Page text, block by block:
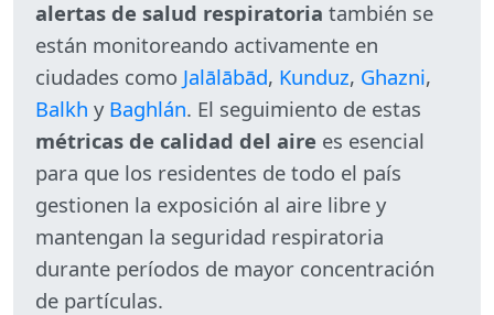
alertas de salud respiratoria también se
están monitoreando activamente en
ciudades como Jalālābād, Kunduz, Ghazni,
Balkh y Baghlán. El seguimiento de estas
métricas de calidad del aire es esencial
para que los residentes de todo el país
gestionen la exposición al aire libre y
mantengan la seguridad respiratoria
durante períodos de mayor concentración
de partículas.